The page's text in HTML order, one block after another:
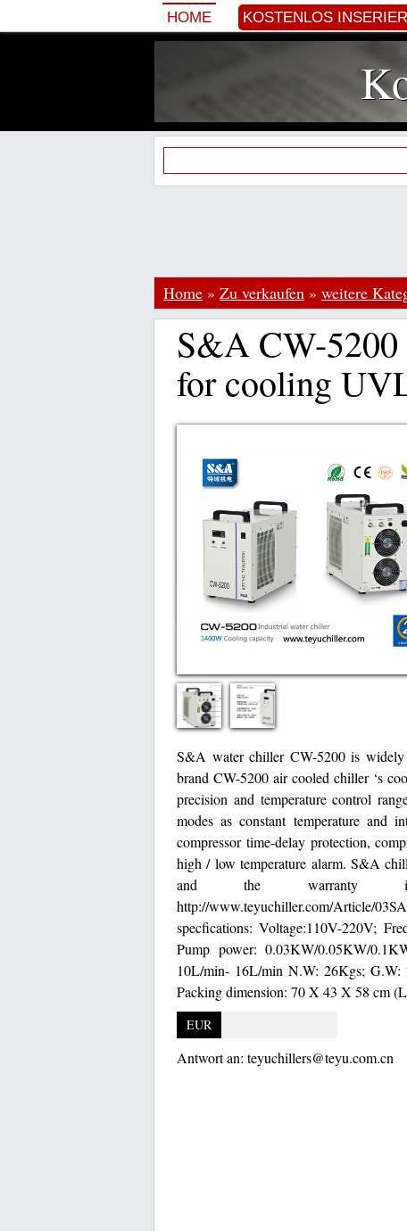
HOME KOSTENLOS
Home » Zu verkaufen » weitere
S&A CW-
for cooling
S&A water chiller CW-5200 is
brand CW-5200 air cooled chiller ‘s
precision and temperature control
modes as constant temperature and
compressor time-delay protection,
high / low temperature alarm. S&A
and the warranty
http://www.teyuchiller.com/
specfications: Voltage:110V-220V;
Pump power: 0.03KW/0.05KW/
10L/min- 16L/min N.W: 26Kgs;
Packing dimension: 70 X 43 X 58 cm
EUR
Antwort an: teyuchillers@teyu.com.cn